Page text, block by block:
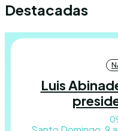
Destacadas
Luis